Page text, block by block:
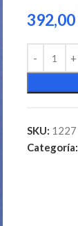
392,00
SKU: 1227
Categoría: